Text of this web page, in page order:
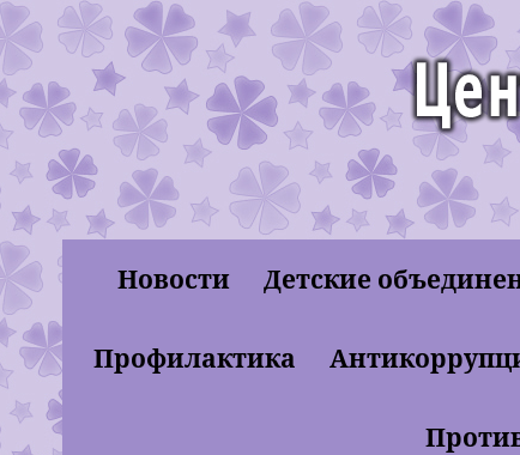
Новости Детские
Профилактика